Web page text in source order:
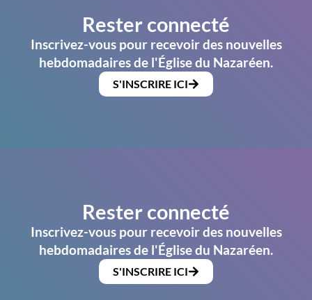
Rester connecté
Inscrivez-vous pour recevoir des nouvelles
hebdomadaires de l'Église du Nazaréen.
S'INSCRIRE ICI
Rester connecté
Inscrivez-vous pour recevoir des nouvelles
hebdomadaires de l'Église du Nazaréen.
S'INSCRIRE ICI